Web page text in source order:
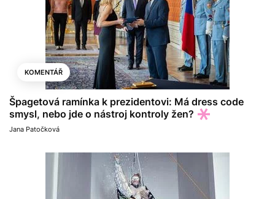
KOMENTÁŘ
Špagetová ramínka k prezidentovi: Má dress code
smysl, nebo jde o nástroj kontroly žen?
Jana Patočková